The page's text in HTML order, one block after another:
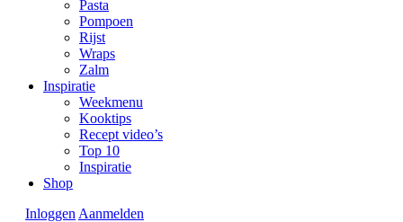
Pasta
Pompoen
Rijst
Wraps
Zalm
Inspiratie
Weekmenu
Kooktips
Recept video’s
Top 10
Inspiratie
Shop
Inloggen Aanmelden